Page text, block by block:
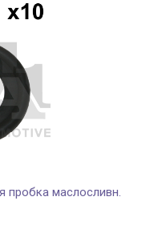
пробка маслосливн.